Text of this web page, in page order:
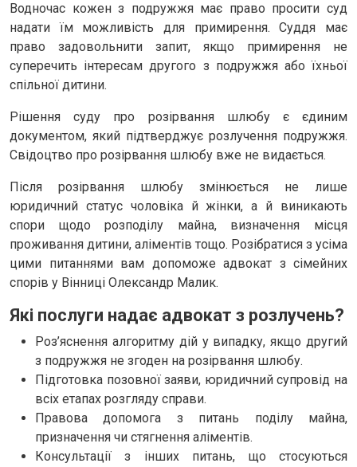
Водночас кожен з подружжя має право просити суд
надати їм можливість для примирення. Суддя має
право задовольнити запит, якщо примирення не
суперечить інтересам другого з подружжя або їхньої
спільної дитини.
Рішення суду про розірвання шлюбу є єдиним
документом, який підтверджує розлучення подружжя.
Свідоцтво про розірвання шлюбу вже не видається.
Після розірвання шлюбу змінюється не лише
юридичний статус чоловіка й жінки, а й виникають
спори щодо розподілу майна, визначення місця
проживання дитини, аліментів тощо. Розібратися з усіма
цими питаннями вам допоможе адвокат з сімейних
спорів у Вінниці Олександр Малик.
Які послуги надає адвокат з розлучень?
Роз’яснення алгоритму дій у випадку, якщо другий
з подружжя не згоден на розірвання шлюбу.
Підготовка позовної заяви, юридичний супровід на
всіх етапах розгляду справи.
Правова допомога з питань поділу майна,
призначення чи стягнення аліментів.
Консультації з інших питань, що стосуються